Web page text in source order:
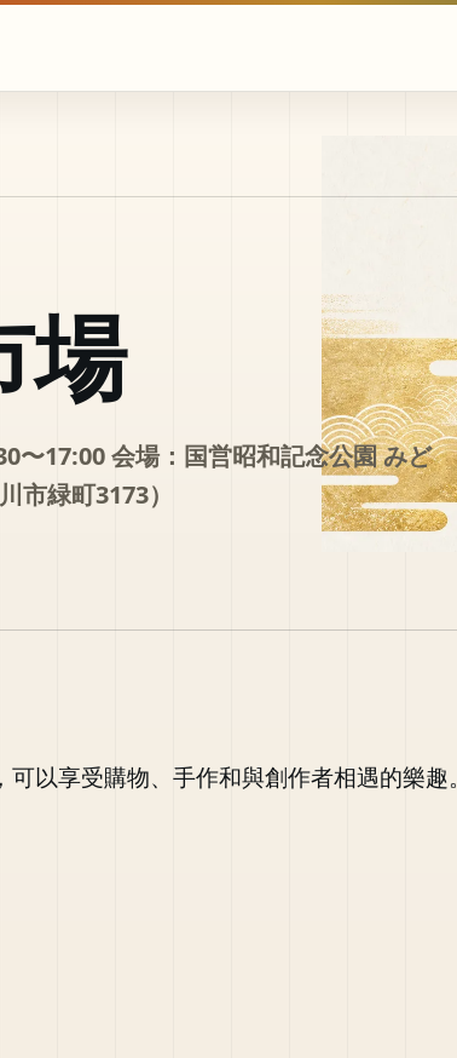
場
〜17:00 会場：国営昭和記念公園 みど
市緑町3173）
以享受購物、手作和與創作者相遇的樂趣。